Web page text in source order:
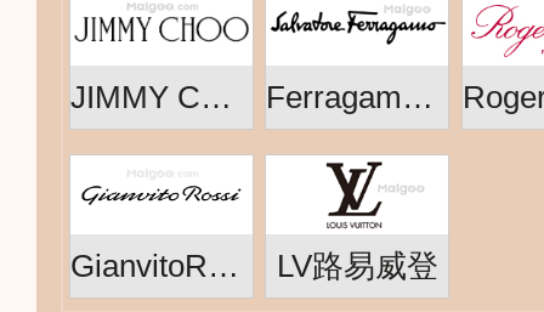
JIMMY CHOO吉米周 Ferragamo菲拉格慕
GianvitoRossi LV路易威登